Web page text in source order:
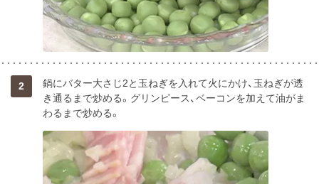
2
鍋にバター大さじ2と玉ねぎを入れて火にかけ、玉ねぎが透
き通るまで炒める。グリンピース、ベーコンを加えて油がま
わるまで炒める。